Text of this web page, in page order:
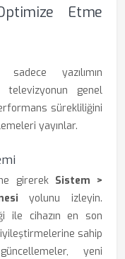
Etme
yazılımın
televizyonun genel
sürekliliğini
yayınlar.
girerek Sistem >
yolunu izleyin.
ile cihazın en son
sahip
yeni